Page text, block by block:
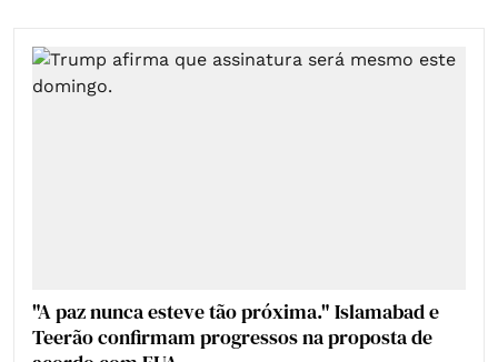
"A paz nunca esteve tão próxima." Islamabad e
Teerão confirmam progressos na proposta de